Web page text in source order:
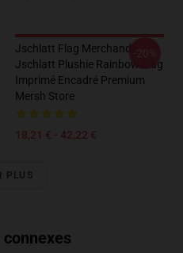
Jschlatt Flag Merchande
Jschlatt Plushie Rainbow Flag
Imprimé Encadré Premium
Mersh Store
18,21 € - 42,22 €
-20%
PLUS